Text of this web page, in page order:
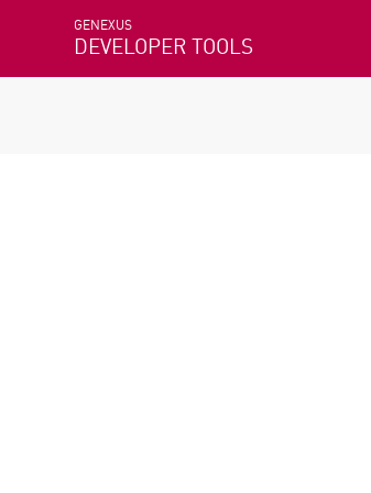
GENEXUS
DEVELOPER TOOLS